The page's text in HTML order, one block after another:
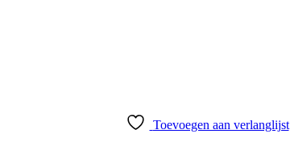
Toevoegen aan verlanglijst